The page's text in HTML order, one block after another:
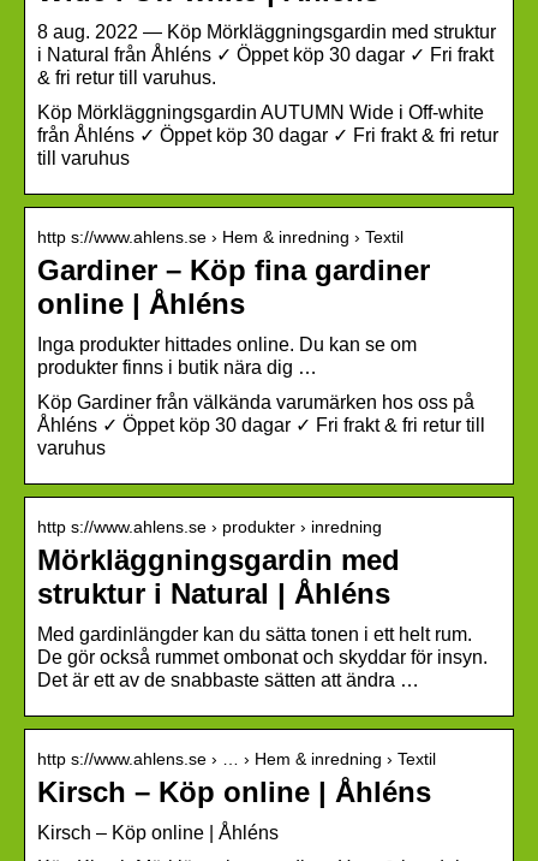
8 aug. 2022 — Köp Mörkläggningsgardin med struktur
i Natural från Åhléns ✓ Öppet köp 30 dagar ✓ Fri frakt
& fri retur till varuhus.
Köp Mörkläggningsgardin AUTUMN Wide i Off-white
från Åhléns ✓ Öppet köp 30 dagar ✓ Fri frakt & fri retur
till varuhus
http s://www.ahlens.se › Hem & inredning › Textil
Gardiner – Köp fina gardiner
online | Åhléns
Inga produkter hittades online. Du kan se om
produkter finns i butik nära dig …
Köp Gardiner från välkända varumärken hos oss på
Åhléns ✓ Öppet köp 30 dagar ✓ Fri frakt & fri retur till
varuhus
http s://www.ahlens.se › produkter › inredning
Mörkläggningsgardin med
struktur i Natural | Åhléns
Med gardinlängder kan du sätta tonen i ett helt rum.
De gör också rummet ombonat och skyddar för insyn.
Det är ett av de snabbaste sätten att ändra …
http s://www.ahlens.se › … › Hem & inredning › Textil
Kirsch – Köp online | Åhléns
Kirsch – Köp online | Åhléns